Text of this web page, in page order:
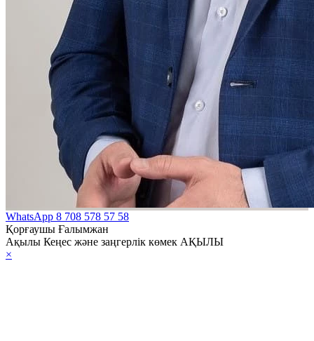
WhatsApp 8 708 578 57 58
Қорғаушы Ғалымжан
Ақылы Кеңес және заңгерлік көмек АҚЫЛЫ
×